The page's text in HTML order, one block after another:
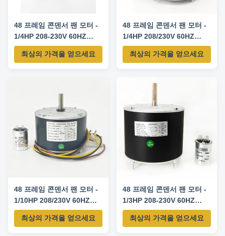
48 프레임 콘덴서 팬 모터 -
1/4HP 208-230V 60HZ
850RPM
최상의 가격을 얻으세요
48 프레임 콘덴서 팬 모터 -
1/4HP 208/230V 60HZ
1100RPM 5uF/370V
CW/CCW 회전 -
최상의 가격을 얻으세요
48 프레임 콘덴서 팬 모터 -
1/10HP 208/230V 60HZ
1100RPM 5uF/370V
CW/CCW 회전 -
최상의 가격을 얻으세요
48 프레임 콘덴서 팬 모터 -
1/3HP 208-230V 60HZ
1075RPM-
5KCP39GGY209AS 교체
최상의 가격을 얻으세요